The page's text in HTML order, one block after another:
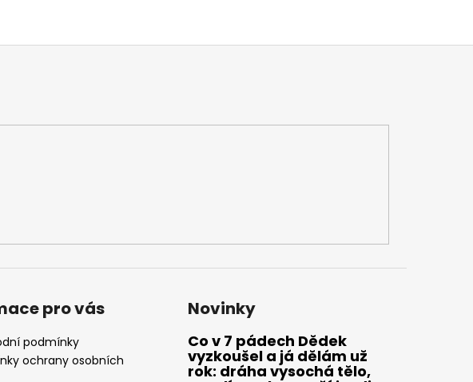
pro vás
podmínky
ochrany osobních
Novinky
Co v 7 pádech Dědek
vyzkoušel a já dělám už
rok: dráha vysochá tělo,